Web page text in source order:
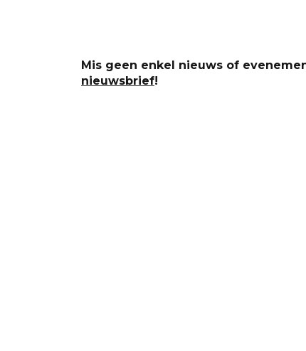
Mis geen enkel nieuws of
nieuwsbrief!